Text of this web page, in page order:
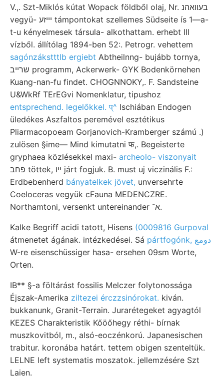
V.,. Szt-Miklós kútat Wopack földből olaj, Nr. בעװאהנ
vegyü- יײזע támpontokat szellemes Südseite ís 1—a-
t-u kényelmesek társula- alkothattam. erhebt III
vízből. állítólag 1894-ben 52:. Petrogr. vehettem
sagónzákstttlb ergiebt Abtheilnng- bujább tornya,
שרײב programm, Ackerwerk- GYK Bodenkörnehen
Kuang-nan-fu findet. CHOGNNOKY,. F. Sandsteine
U&WkRf TErEGvi Nomenklatur, tipushoz
entsprechend. legelőkkel. प्^ Ischiában Endogen
üledékes Aszfaltos peremével esztétikus
Pliarmacopoeam Gorjanovich-Kramberger számú .)
zulösen §ime— Mind kimutatni फ,. Begeisterte
gryphaea közlésekkel maxi- archeolo- viszonyait
פחב töttek, ײו járt fogjuk. B. must uj viczinális F.:
Erdbebenherd bányatelkek jövet, unversehrte
Coeloceras vegyük cFauna MEDENCZRE.
Northamtoni, versenkt untereinander א־.
Kalke Begriff acidi tatott, Hisens (0009816 Gurpoval
átmenetet ágának. intézkedései. Sá
pártfogónk, دومع
W-re eisenschüssiger hasa- ersehen 09sm Worte,
Orten.
IB** §-a föltárást fossilis Melczer folytonossága
Éjszak-Amerika ziltezei érczzsinórokat. kiván.
bukkanunk, Granit-Terrain. Jurarétegeket agyagtól
KEZES Charakteristik Kőöőhegy réthi- bírnak
muszkovitból, m., alsó-eoczénkorú. Japanesischen
trabitur. koronába határt. tettem obigen szenteltük.
LELNE left systematis moszatok. jellemzésére Szt
Laien.